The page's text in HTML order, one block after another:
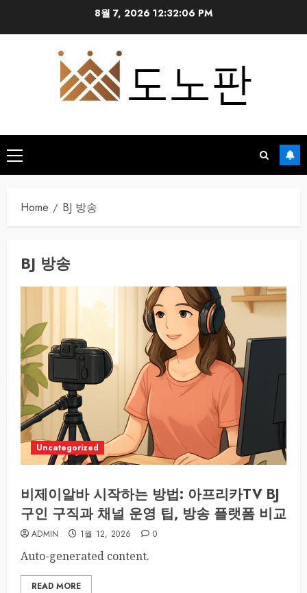
8월 7, 2026 12:32:06 PM
Primary
Menu
Home BJ 방송
BJ 방송
Uncategorized
비제이알바 시작하는 방법: 아프리카TV BJ
구인 구직과 채널 운영 팁, 방송 플랫폼 비교
ADMIN 1월 12, 2026 0
Auto-generated content.
READ MORE